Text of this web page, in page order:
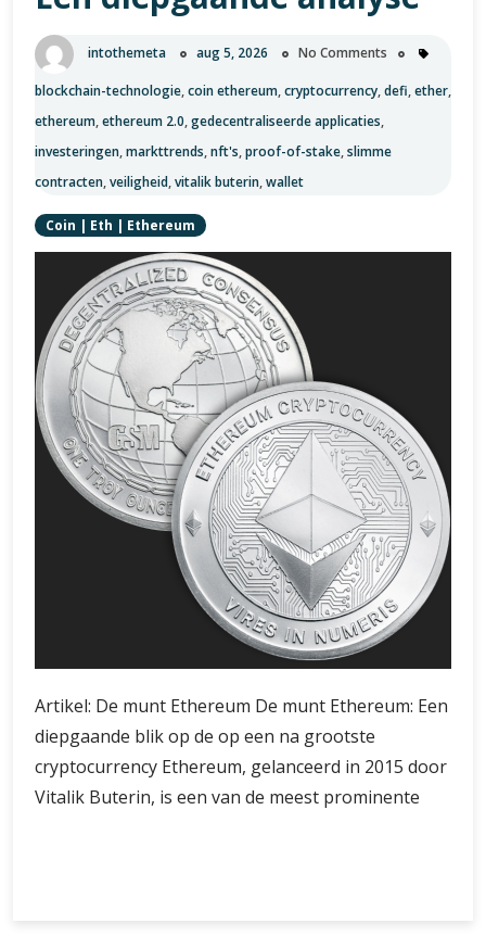
intothemeta aug 5, 2026 No Comments
blockchain-technologie,coin ethereum,cryptocurrency,defi,ether,
ethereum,ethereum 2.0,gedecentraliseerde applicaties,
investeringen,markttrends,nft's,proof-of-stake,slimme
contracten,veiligheid,vitalik buterin,wallet
Coin | Eth | Ethereum
Artikel: De munt Ethereum De munt Ethereum: Een
diepgaande blik op de op een na grootste
cryptocurrency Ethereum, gelanceerd in 2015 door
Vitalik Buterin, is een van de meest prominente